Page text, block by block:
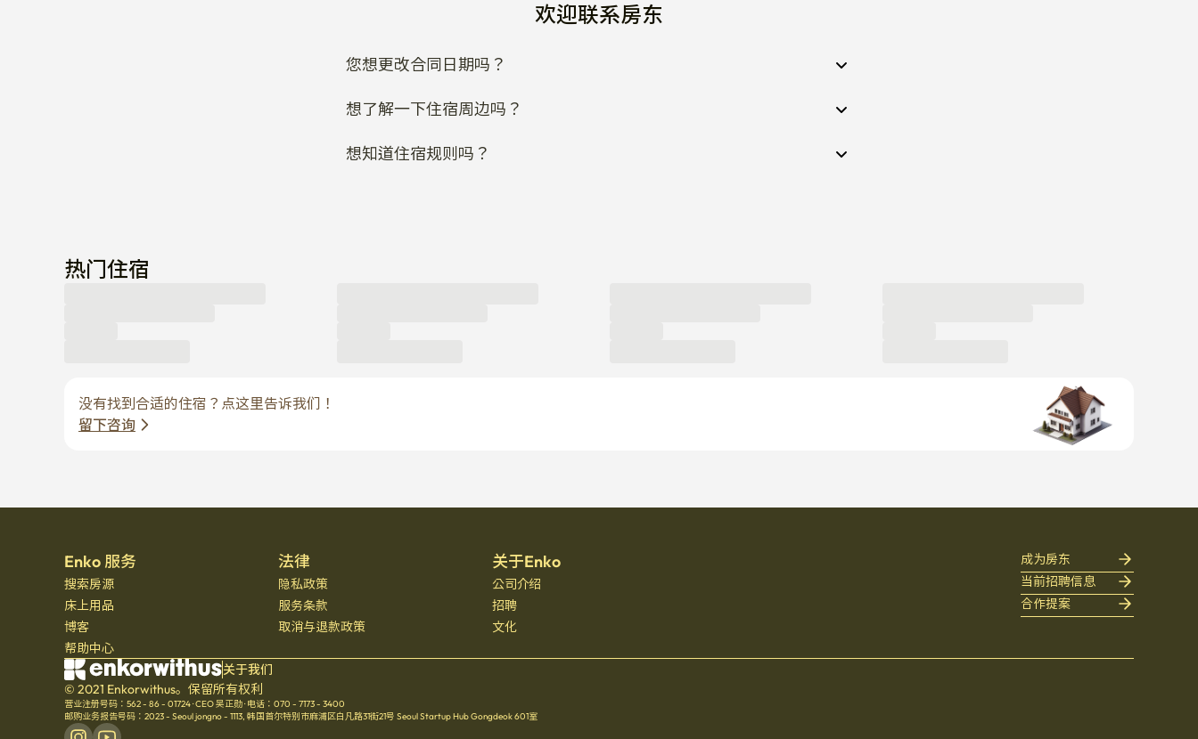
欢迎联系房东
您想更改合同日期吗？
想了解一下住宿周边吗？
想知道住宿规则吗？
热门住宿
没有找到合适的住宿？点这里告诉我们！
留下咨询
Enko 服务
搜索房源
床上用品
博客
帮助中心
法律
隐私政策
服务条款
取消与退款政策
关于Enko
公司介绍
招聘
文化
成为房东
当前招聘信息
合作提案
关于我们
© 2021 Enkorwithus。保留所有权利
营业注册号码：562 - 86 - 01724·CEO 吴正勋· 电话：070 - 7173 - 3400
邮购业务报告号码：2023 - Seoul jongno - 1113, 韩国首尔特别市麻浦区白凡路31街21号 Seoul Startup Hub Gongdeok 601室